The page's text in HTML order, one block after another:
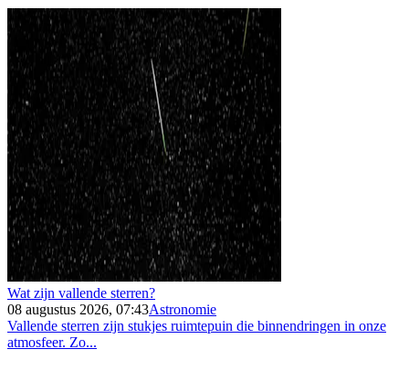
Wat zijn vallende sterren?
08 augustus 2026, 07:43Astronomie
Vallende sterren zijn stukjes ruimtepuin die binnendringen in onze
atmosfeer. Zo...